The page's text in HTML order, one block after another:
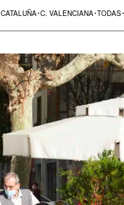
CATALUÑA C. VALENCIANA TODAS